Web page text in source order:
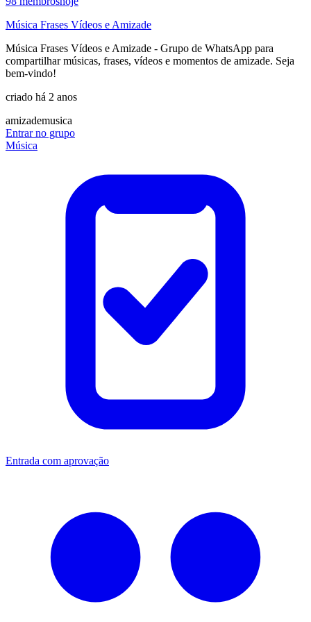
Música Frases Vídeos e Amizade
Música Frases Vídeos e Amizade - Grupo de WhatsApp para
compartilhar músicas, frases, vídeos e momentos de amizade. Seja
bem-vindo!
criado há 2 anos
amizademusica
Entrar no grupo
Música
Entrada com aprovação